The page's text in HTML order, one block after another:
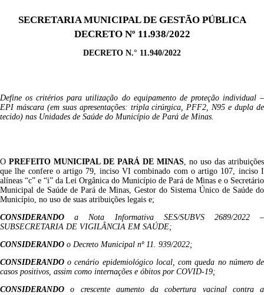
SECRETARIA MUNICIPAL DE GESTÃO PÚBLICA
DECRETO Nº 11.938/2022
DECRETO N.° 11.940/2022
Define os critérios para utilização do equipamento de proteção individual –
EPI máscara (em suas apresentações: tripla cirúrgica, PFF2, N95 e dupla de
tecido) nas Unidades de Saúde do Município de Pará de Minas.
O PREFEITO MUNICIPAL DE PARÁ DE MINAS, no uso das atribuições
que lhe confere o artigo 79, inciso VI combinado com o artigo 107, inciso I
alíneas “c” e “i” da Lei Orgânica do Município de Pará de Minas e o Secretário
Municipal de Saúde de Pará de Minas, Gestor do Sistema Único de Saúde do
Município, no uso de suas atribuições legais e;
CONSIDERANDO a Nota Informativa SES/SUBVS 2689/2022 –
SUBSECRETARIA DE VIGILÂNCIA EM SAÚDE;
CONSIDERANDO o Decreto Municipal nº 11. 939/2022;
CONSIDERANDO o cenário epidemiológico local, com queda no número de
casos positivos, assim como internações e óbitos por COVID-19;
CONSIDERANDO o crescente aumento da cobertura vacinal contra a